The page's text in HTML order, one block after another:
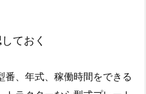
ておく
、年式、稼働時間をできる